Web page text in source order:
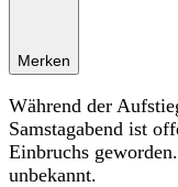
Merken
Während der
Samstagabend ist
Einbruchs
unbekannt.